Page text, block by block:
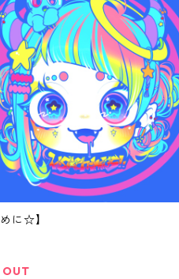
ターグッズ
ッズ
ターグッズ
ッズ
ターグッズ
ッズ
ターグッズ
ッズ
グッズ
ーホルダー
タンド
ロック
ターグッズ
に☆】
OUT